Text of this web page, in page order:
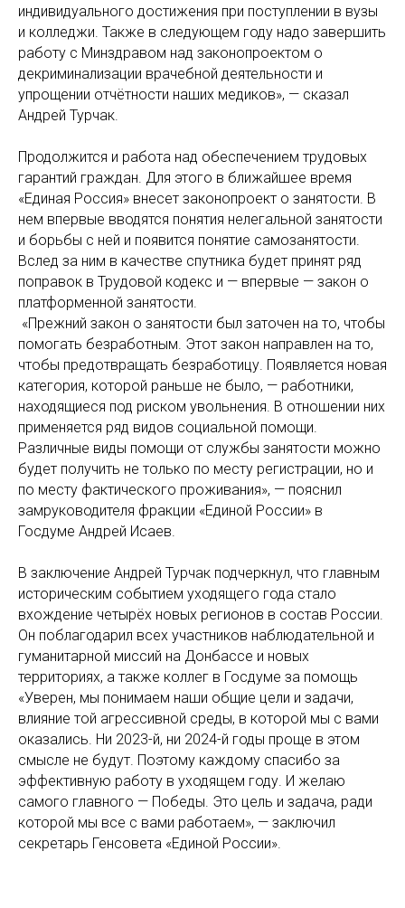
индивидуального достижения при поступлении в вузы
и колледжи. Также в следующем году надо завершить
работу с Минздравом над законопроектом о
декриминализации врачебной деятельности и
упрощении отчётности наших медиков», — сказал
Андрей Турчак.
Продолжится и работа над обеспечением трудовых
гарантий граждан. Для этого в ближайшее время
«Единая Россия» внесет законопроект о занятости. В
нем впервые вводятся понятия нелегальной занятости
и борьбы с ней и появится понятие самозанятости.
Вслед за ним в качестве спутника будет принят ряд
поправок в Трудовой кодекс и — впервые — закон о
платформенной занятости.
«Прежний закон о занятости был заточен на то, чтобы
помогать безработным. Этот закон направлен на то,
чтобы предотвращать безработицу. Появляется новая
категория, которой раньше не было, — работники,
находящиеся под риском увольнения. В отношении них
применяется ряд видов социальной помощи.
Различные виды помощи от службы занятости можно
будет получить не только по месту регистрации, но и
по месту фактического проживания», — пояснил
замруководителя фракции «Единой России» в
Госдуме Андрей Исаев.
В заключение Андрей Турчак подчеркнул, что главным
историческим событием уходящего года стало
вхождение четырёх новых регионов в состав России.
Он поблагодарил всех участников наблюдательной и
гуманитарной миссий на Донбассе и новых
территориях, а также коллег в Госдуме за помощь
«Уверен, мы понимаем наши общие цели и задачи,
влияние той агрессивной среды, в которой мы с вами
оказались. Ни 2023-й, ни 2024-й годы проще в этом
смысле не будут. Поэтому каждому спасибо за
эффективную работу в уходящем году. И желаю
самого главного — Победы. Это цель и задача, ради
которой мы все с вами работаем», — заключил
секретарь Генсовета «Единой России».